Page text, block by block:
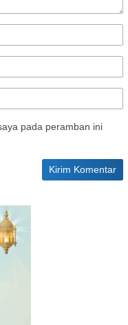
pada peramban ini